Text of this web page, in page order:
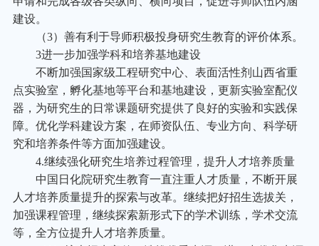
建设。
（3）善有利于导师积极投身研究生教育的评价体系。
3进一步加强学科和培养基地建设
不断加强国家级工程研究中心、表面活性剂山西省重
点实验室，孵化基地等平台和基地建设，更新实验室配仪
器，为研究生的日常课题研究提供了良好的实验和实践保
障。优化学科建设方案，在师资队伍、专业方向、科学研
究和培养条件等方面加强建设。
4.继续强化研究生培养过程管理，提升人才培养质量
中国日化院研究生教育一直注重人才质量，不断开展
人才培养质量提升的探索与改革。继续把好招生选拔关，
加强课程管理，继续探索新形式下的学术训练，学术交流
等，全方位提升人才培养质量。